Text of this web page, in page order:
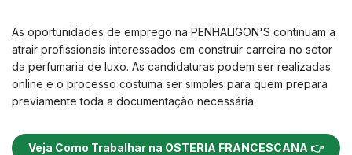
As oportunidades de emprego na PENHALIGON'S continuam a
atrair profissionais interessados em construir carreira no setor
da perfumaria de luxo. As candidaturas podem ser realizadas
online e o processo costuma ser simples para quem prepara
previamente toda a documentação necessária.
Veja Como Trabalhar na OSTERIA FRANCESCANA 👉